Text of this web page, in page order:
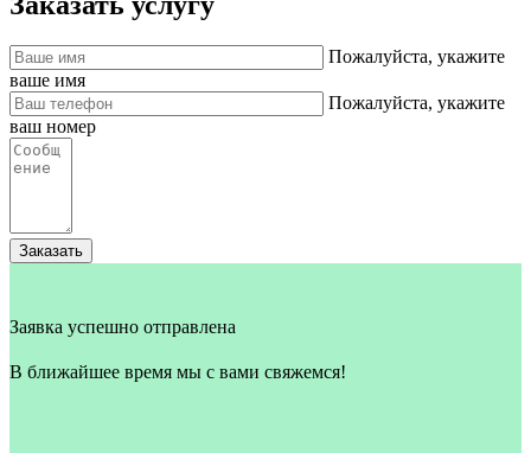
Пожалуйста, укажите
ваше имя
Пожалуйста, укажите
ваш номер
Заказать
Заявка успешно отправлена
В ближайшее время мы с вами свяжемся!